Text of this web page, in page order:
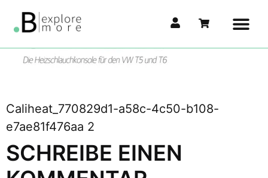
Caliheat_770829d1-a58c-4c50-b108-
e7ae81f476aa 2
SCHREIBE EINEN